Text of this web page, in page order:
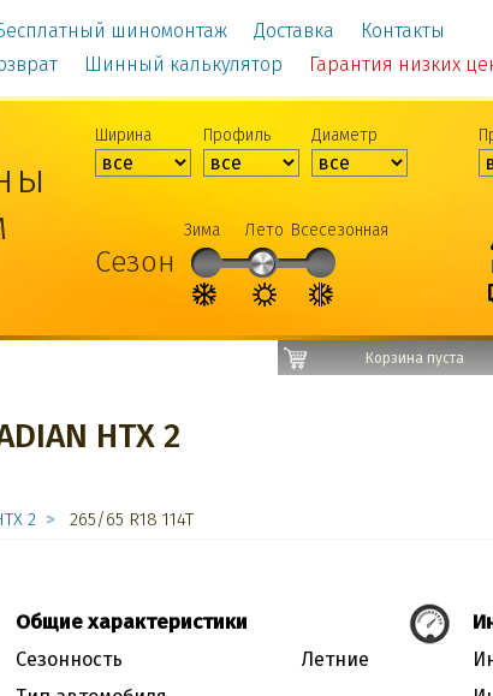
шиномонтаж Доставка
Контакты
Шинный калькулятор Гарантия низких
Ширина Профиль Диаметр
Сезон
Зима Лето Всесезонная
Корзина пуста
HTX 2
2 265/65 R18 114T
Общие характеристики
Сезонность
Летние